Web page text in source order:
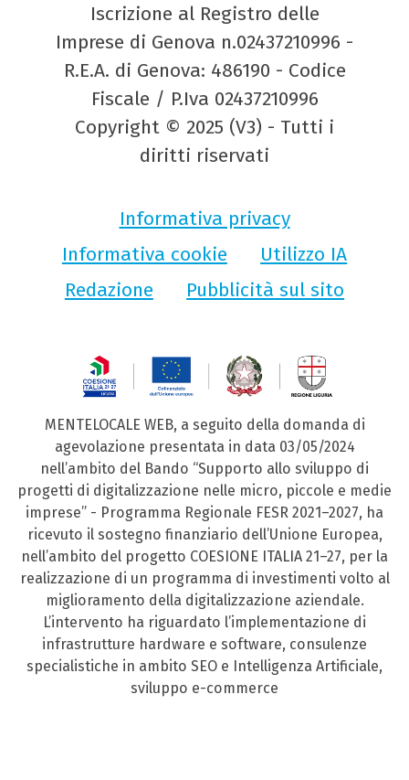
Iscrizione al Registro delle
Imprese di Genova n.02437210996 -
R.E.A. di Genova: 486190 - Codice
Fiscale / P.Iva 02437210996
Copyright © 2025 (V3) - Tutti i
diritti riservati
Informativa privacy
Informativa cookie
Utilizzo IA
Redazione
Pubblicità sul sito
MENTELOCALE WEB, a seguito della domanda di
agevolazione presentata in data 03/05/2024
nell’ambito del Bando “Supporto allo sviluppo di
progetti di digitalizzazione nelle micro, piccole e medie
imprese” - Programma Regionale FESR 2021–2027, ha
ricevuto il sostegno finanziario dell’Unione Europea,
nell’ambito del progetto COESIONE ITALIA 21–27, per la
realizzazione di un programma di investimenti volto al
miglioramento della digitalizzazione aziendale.
L’intervento ha riguardato l’implementazione di
infrastrutture hardware e software, consulenze
specialistiche in ambito SEO e Intelligenza Artificiale,
sviluppo e-commerce